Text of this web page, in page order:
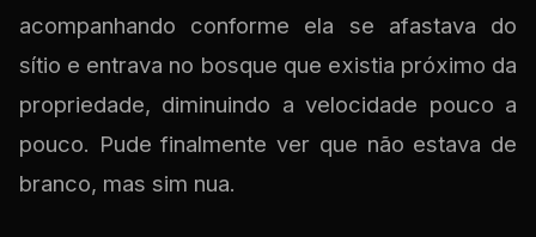
acompanhando conforme ela se afastava do
sítio e entrava no bosque que existia próximo da
propriedade, diminuindo a velocidade pouco a
pouco. Pude finalmente ver que não estava de
branco, mas sim nua.